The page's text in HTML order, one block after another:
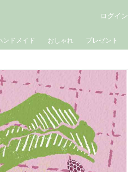
ンドメイド おしゃれ プレゼント
ログイン